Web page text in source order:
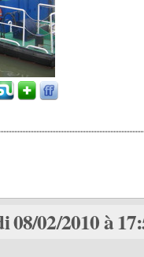
08/02/2010 à